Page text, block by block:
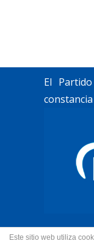
El
Este sitio web utiliza